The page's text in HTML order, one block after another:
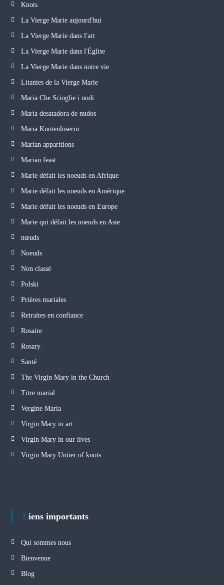
Knots
La Vierge Marie aujourd'hui
La Vierge Marie dans l'art
La Vierge Marie dans l'Église
La Vierge Marie dans notre vie
Litanies de la Vierge Marie
Maria Che Scioglie i nodi
María desatadora de nudos
Maria Knotenlöserin
Marian apparitions
Marian feast
Marie défait les noeuds en Afrique
Marie défait les noeuds en Amérique
Marie défait les noeuds en Europe
Marie qui défait les noeuds en Asie
nœuds
Noeuds
Non classé
Polski
Prières mariales
Retraites en confiance
Rosaire
Rosary
Santé
The Virgin Mary in the Church
Titre marial
Vergine Maria
Virgin Mary in art
Virgin Mary in our lives
Virgin Mary Untier of knots
Liens importants
Qui sommes nous
Bienvenue
Blog